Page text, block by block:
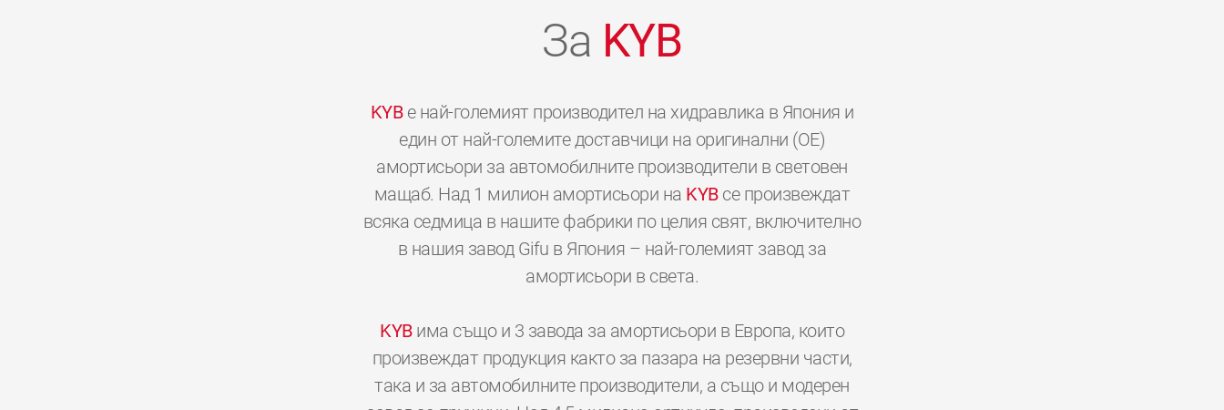
За KYB
KYBе най-големият производител на хидравлика в Япония и
един от най-големите доставчици на оригинални (OE)
амортисьори за автомобилните производители в световен
мащаб. Над 1 милион амортисьори на KYBсе произвеждат
всяка седмица в нашите фабрики по целия свят, включително
в нашия завод Gifu в Япония – най-големият завод за
амортисьори в света.
KYBима също и 3 завода за амортисьори в Европа, които
произвеждат продукция както за пазара на резервни части,
така и за автомобилните производители, а също и модерен